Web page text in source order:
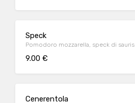
Speck
Pomodoro mozzarella, speck di sauris
9.00 €
Cenerentola